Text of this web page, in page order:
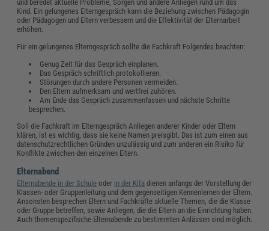
und beredet aktuelle Probleme, Sorgen und andere Anliegen rund um das
Kind. Ein gelungenes Elterngespräch kann die Beziehung zwischen Pädagogin
oder Pädagogen und Eltern verbessern und die Effektivität der Elternarbeit
erhöhen.
Für ein gelungenes Elterngespräch sollte die Fachkraft Folgendes beachten:
Genug Zeit für das Gespräch einplanen.
Das Gespräch schriftlich protokollieren.
Störungen durch andere Personen vermeiden.
Den Eltern aufmerksam und wertfrei zuhören.
Am Ende das Gespräch zusammenfassen und nächste Schritte
besprechen.
Soll die Fachkraft im Elterngespräch Anliegen anderer Kinder oder Eltern
klären, ist es wichtig, dass sie keine Namen preisgibt. Das ist zum einen aus
datenschutzrechtlichen Gründen unzulässig und zum anderen ein Risiko für
Konflikte zwischen den einzelnen Eltern.
Elternabend
Elternabende in der Schule oder in der Kita dienen anfangs der Vorstellung der
Klassen- oder Gruppenleitung und dem gegenseitigen Kennenlernen der Eltern.
Ansonsten besprechen Eltern und Fachkräfte aktuelle Themen, die die Klasse
oder Gruppe betreffen, sowie Anliegen, die die Eltern an die Einrichtung haben.
Auch themenspezifische Elternabende zu bestimmten Anlässen sind möglich.